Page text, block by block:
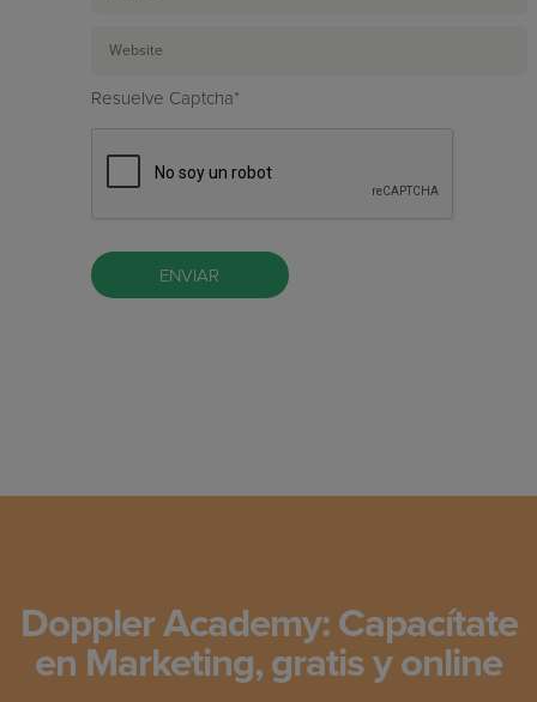
Resuelve Captcha*
Doppler Academy: Capacítate
en Marketing, gratis y online